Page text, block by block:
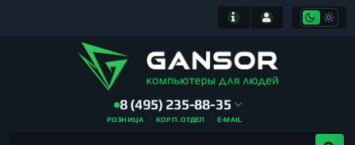
8 (495) 235-88-35
РОЗНИЦА КОРП. ОТДЕЛ E-MAIL